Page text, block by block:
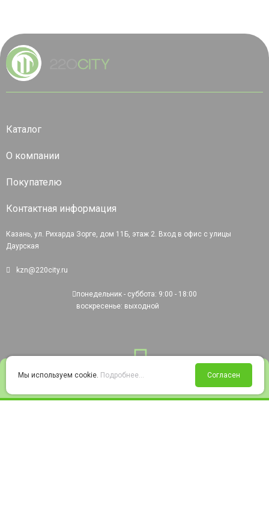
Войти Избранное Корзина
Каталог
О компании
Покупателю
Контактная информация
Казань, ул. Рихарда Зорге, дом 11Б, этаж 2. Вход в офис с улицы
Даурская
kzn@220city.ru
понедельник - суббота: 9:00 - 18:00
воскресенье: выходной
Мы используем cookie. Подробнее... Согласен